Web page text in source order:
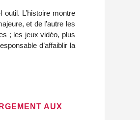
L’histoire montre
et de l’autre les
; les jeux vidéo, plus
d’affaiblir la
AUX